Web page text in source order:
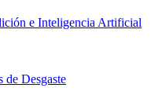
e Inteligencia Artificial
de Desgaste